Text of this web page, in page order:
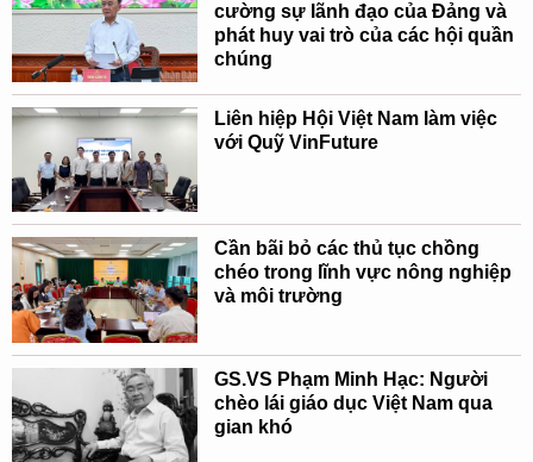
cường sự lãnh đạo của Đảng và
phát huy vai trò của các hội quần
chúng
Liên hiệp Hội Việt Nam làm việc
với Quỹ VinFuture
Cần bãi bỏ các thủ tục chồng
chéo trong lĩnh vực nông nghiệp
và môi trường
GS.VS Phạm Minh Hạc: Người
chèo lái giáo dục Việt Nam qua
gian khó